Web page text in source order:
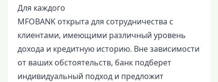
Для каждого
MFOBANK открыта для сотрудничества с
клиентами, имеющими различный уровень
дохода и кредитную историю. Вне зависимости
от ваших обстоятельств, банк подберет
индивидуальный подход и предложит